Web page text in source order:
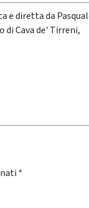
e diretta da
Cava de' Tirreni,
*